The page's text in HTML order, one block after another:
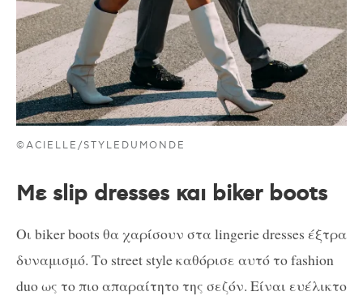
©ACIELLE/STYLEDUMONDE
Με slip dresses και biker boots
Οι biker boots θα χαρίσουν στα lingerie dresses έξτρα
δυναμισμό. Το street style καθόρισε αυτό το fashion
duo ως το πιο απαραίτητο της σεζόν. Είναι ευέλικτο